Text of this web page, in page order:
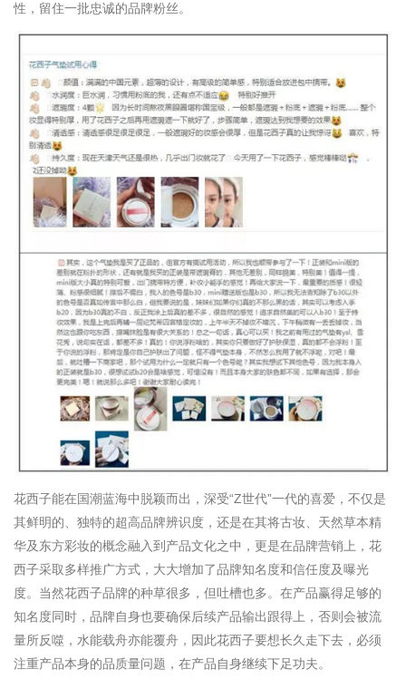
性， 留住一批忠诚的品牌粉丝。
花西子能在国潮蓝海中脱颖而出， 深受“Z世代”一代的喜爱， 不仅是
其鲜明的 、独特的超高品牌辨识度，还是在其将古妆、天然草本精
华及东方彩妆的概念融入到产品文化之中，更是在品牌营销上， 花
西子采取多样推广方式， 大大增加了品牌知名度和信任度及曝光
度。 当然花西子品牌的种草很多，但吐槽也多。在产品赢得足够的
知名度同时，品牌自身也要确保后续产品输出跟得上，否则会被流
量所反噬，水能载舟亦能覆舟，因此花西子要想长久走下去，必须
注重产品本身的品质量问题，在产品自身继续下足功夫。